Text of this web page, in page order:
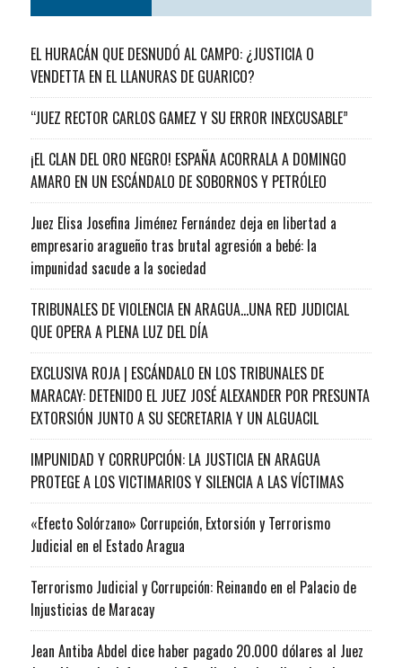
EL HURACÁN QUE DESNUDÓ AL CAMPO: ¿JUSTICIA O
VENDETTA EN EL LLANURAS DE GUARICO?
“JUEZ RECTOR CARLOS GAMEZ Y SU ERROR INEXCUSABLE”
¡EL CLAN DEL ORO NEGRO! ESPAÑA ACORRALA A DOMINGO
AMARO EN UN ESCÁNDALO DE SOBORNOS Y PETRÓLEO
Juez Elisa Josefina Jiménez Fernández deja en libertad a
empresario aragueño tras brutal agresión a bebé: la
impunidad sacude a la sociedad
TRIBUNALES DE VIOLENCIA EN ARAGUA…UNA RED JUDICIAL
QUE OPERA A PLENA LUZ DEL DÍA
EXCLUSIVA ROJA | ESCÁNDALO EN LOS TRIBUNALES DE
MARACAY: DETENIDO EL JUEZ JOSÉ ALEXANDER POR PRESUNTA
EXTORSIÓN JUNTO A SU SECRETARIA Y UN ALGUACIL
IMPUNIDAD Y CORRUPCIÓN: LA JUSTICIA EN ARAGUA
PROTEGE A LOS VICTIMARIOS Y SILENCIA A LAS VÍCTIMAS
«Efecto Solórzano» Corrupción, Extorsión y Terrorismo
Judicial en el Estado Aragua
Terrorismo Judicial y Corrupción: Reinando en el Palacio de
Injusticias de Maracay
Jean Antiba Abdel dice haber pagado 20.000 dólares al Juez